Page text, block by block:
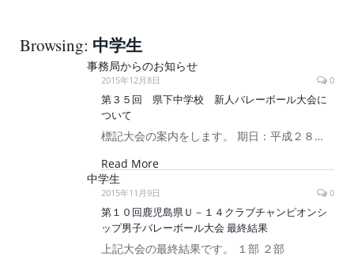
Browsing: 中学生
事務局からのお知らせ
2015年12月8日 0
第３５回 県下中学校 新人バレーボール大会に
ついて
標記大会の案内をします。 期日：平成２８…
Read More
中学生
2015年11月9日 0
第１０回鹿児島県Ｕ－１４クラブチャンピオンシ
ップ男子バレーボール大会 最終結果
上記大会の最終結果です。 １部 ２部